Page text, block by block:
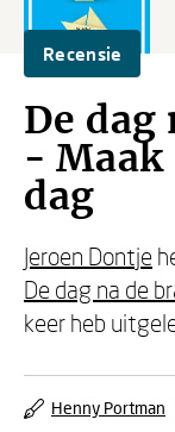
Recensie
De
- Maak
dag
Jeroen Dontje
De dag na de
keer heb
Henny Portman